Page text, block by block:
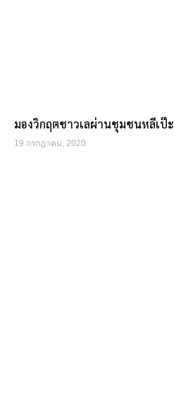
มองวิกฤตชาวเลผ่านชุมชนหลีเป๊
19 กรกฎาคม, 2020